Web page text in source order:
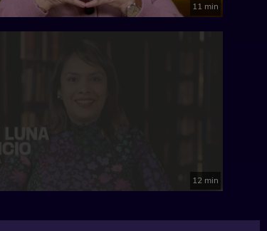
11 min
12 min